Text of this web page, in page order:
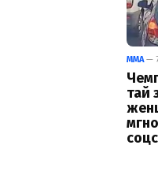
ММА— 7
тай